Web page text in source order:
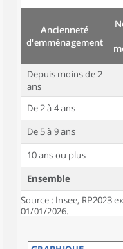
Ancienneté
d'emménagement
Depuis moins de 2
ans
De 2 à 4 ans
De 5 à 9 ans
10 ans ou plus
Ensemble
Source : Insee, RP2023
01/01/2026.